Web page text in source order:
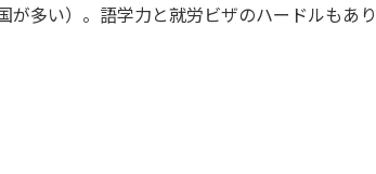
が多い）。語学力と就労ビザのハードルもあり